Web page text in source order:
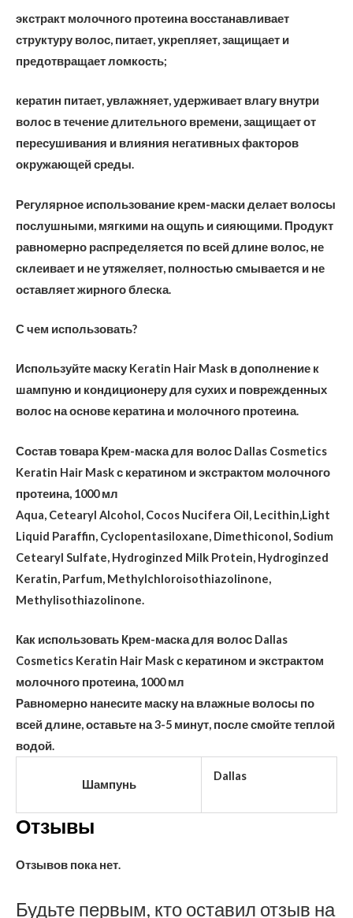
экстракт молочного протеина восстанавливает
структуру волос, питает, укрепляет, защищает и
предотвращает ломкость;
кератин питает, увлажняет, удерживает влагу внутри
волос в течение длительного времени, защищает от
пересушивания и влияния негативных факторов
окружающей среды.
Регулярное использование крем-маски делает волосы
послушными, мягкими на ощупь и сияющими. Продукт
равномерно распределяется по всей длине волос, не
склеивает и не утяжеляет, полностью смывается и не
оставляет жирного блеска.
С чем использовать?
Используйте маску Keratin Hair Mask в дополнение к
шампуню и кондиционеру для сухих и поврежденных
волос на основе кератина и молочного протеина.
Состав товара Крем-маска для волос Dallas Cosmetics
Keratin Hair Mask с кератином и экстрактом молочного
протеина, 1000 мл
Aqua, Cetearyl Alcohol, Cocos Nucifera Oil, Lecithin,Light
Liquid Paraffin, Cyclopentasiloxane, Dimethiconol, Sodium
Cetearyl Sulfate, Hydroginzed Milk Protein, Hydroginzed
Keratin, Parfum, Methylchloroisothiazolinone,
Methylisothiazolinone.
Как использовать Крем-маска для волос Dallas
Cosmetics Keratin Hair Mask с кератином и экстрактом
молочного протеина, 1000 мл
Равномерно нанесите маску на влажные волосы по
всей длине, оставьте на 3-5 минут, после смойте теплой
водой.
Шампунь
Dallas
Отзывы
Отзывов пока нет.
Будьте первым, кто оставил отзыв на